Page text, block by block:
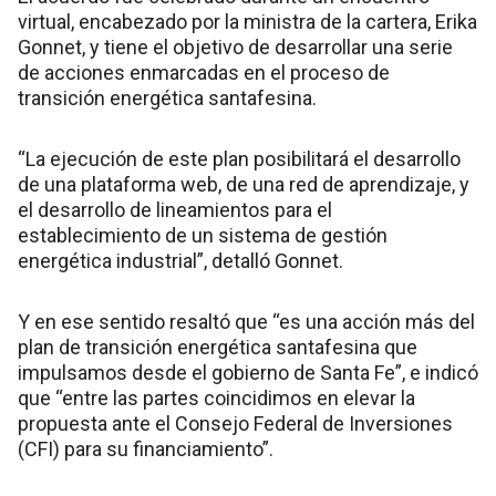
virtual, encabezado por la ministra de la cartera, Erika
Gonnet, y tiene el objetivo de desarrollar una serie
de acciones enmarcadas en el proceso de
transición energética santafesina.
“La ejecución de este plan posibilitará el desarrollo
de una plataforma web, de una red de aprendizaje, y
el desarrollo de lineamientos para el
establecimiento de un sistema de gestión
energética industrial”, detalló Gonnet.
Y en ese sentido resaltó que “es una acción más del
plan de transición energética santafesina que
impulsamos desde el gobierno de Santa Fe”, e indicó
que “entre las partes coincidimos en elevar la
propuesta ante el Consejo Federal de Inversiones
(CFI) para su financiamiento”.